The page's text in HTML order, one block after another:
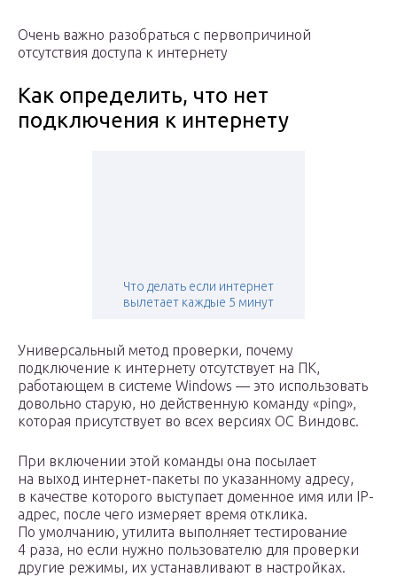
Очень важно разобраться с первопричиной
отсутствия доступа к интернету
Как определить, что нет
подключения к интернету
Что делать если интернет
вылетает каждые 5 минут
Универсальный метод проверки, почему
подключение к интернету отсутствует на ПК,
работающем в системе Windows — это использовать
довольно старую, но действенную команду «ping»,
которая присутствует во всех версиях ОС Виндовс.
При включении этой команды она посылает
на выход интернет-пакеты по указанному адресу,
в качестве которого выступает доменное имя или IP-
адрес, после чего измеряет время отклика.
По умолчанию, утилита выполняет тестирование
4 раза, но если нужно пользователю для проверки
другие режимы, их устанавливают в настройках.